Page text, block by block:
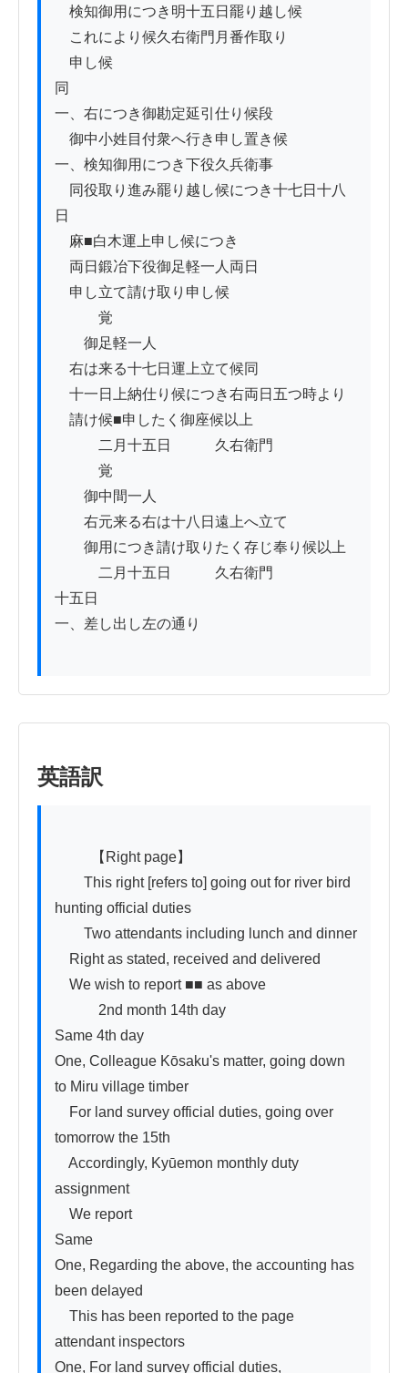
検知御用につき明十五日罷り越し候
これにより候久右衛門月番作取り
申し候
同
一、右につき御勘定延引仕り候段
御中小姓目付衆へ行き申し置き候
一、検知御用につき下役久兵衛事
同役取り進み罷り越し候につき十七日十八
日
麻■白木運上申し候につき
両日鍛冶下役御足軽一人両日
申し立て請け取り申し候
覚
御足軽一人
右は来る十七日運上立て候同
十一日上納仕り候につき右両日五つ時より
請け候■申したく御座候以上
二月十五日　　　久右衛門
覚
御中間一人
右元来る右は十八日遠上へ立て
御用につき請け取りたく存じ奉り候以上
二月十五日　　　久右衛門
十五日
一、差し出し左の通り
英語訳
This right [refers to] going out for river bird
hunting official duties
Two attendants including lunch and dinner
Right as stated, received and delivered
We wish to report ■■ as above
2nd month 14th day
Same 4th day
One, Colleague Kōsaku's matter, going down
to Miru village timber
For land survey official duties, going over
tomorrow the 15th
Accordingly, Kyūemon monthly duty
assignment
We report
Same
One, Regarding the above, the accounting has
been delayed
This has been reported to the page
attendant inspectors
One, For land survey official duties,